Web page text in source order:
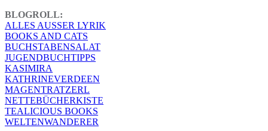
BLOGROLL:
ALLES AUSSER LYRIK
BOOKS AND CATS
BUCHSTABENSALAT
JUGENDBUCHTIPPS
KASIMIRA
KATHRINEVERDEEN
MAGENTRATZERL
NETTEBÜCHERKISTE
TEALICIOUS BOOKS
WELTENWANDERER